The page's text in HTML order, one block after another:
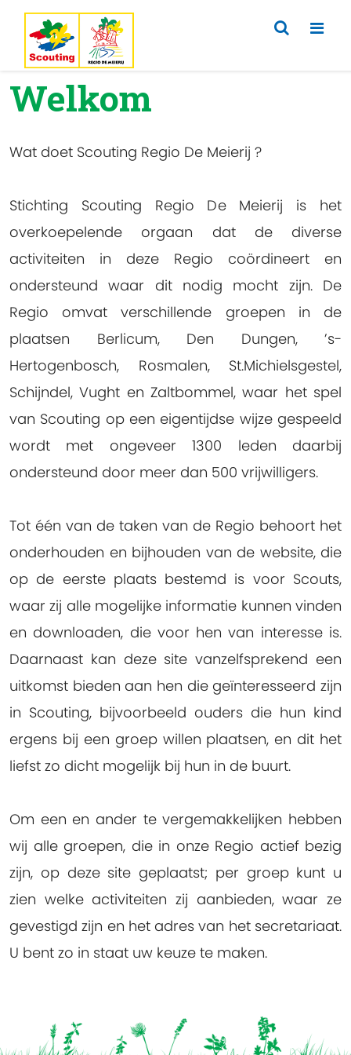
Previous
Welkom
Wat doet Scouting Regio De Meierij ?
Stichting Scouting Regio De Meierij is het
overkoepelende orgaan dat de diverse
activiteiten in deze Regio coördineert en
ondersteund waar dit nodig mocht zijn. De
Regio omvat verschillende groepen in de
plaatsen Berlicum, Den Dungen, ’s-
Hertogenbosch, Rosmalen, St.Michielsgestel,
Schijndel, Vught en Zaltbommel, waar het spel
van Scouting op een eigentijdse wijze gespeeld
wordt met ongeveer 1300 leden daarbij
ondersteund door meer dan 500 vrijwilligers.
Tot één van de taken van de Regio behoort het
onderhouden en bijhouden van de website, die
op de eerste plaats bestemd is voor Scouts,
waar zij alle mogelijke informatie kunnen vinden
en downloaden, die voor hen van interesse is.
Daarnaast kan deze site vanzelfsprekend een
uitkomst bieden aan hen die geïnteresseerd zijn
in Scouting, bijvoorbeeld ouders die hun kind
ergens bij een groep willen plaatsen, en dit het
liefst zo dicht mogelijk bij hun in de buurt.
Om een en ander te vergemakkelijken hebben
wij alle groepen, die in onze Regio actief bezig
zijn, op deze site geplaatst; per groep kunt u
zien welke activiteiten zij aanbieden, waar ze
gevestigd zijn en het adres van het secretariaat.
U bent zo in staat uw keuze te maken.